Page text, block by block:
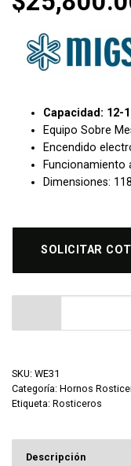
Capacidad: 12-
Equipo Sobre
Encendido
Funcionamiento
Dimensiones:
SOLICITAR
Rosticero
SKU: WE31
Categoría: Hornos
Etiqueta: Rosticeros
Descripción